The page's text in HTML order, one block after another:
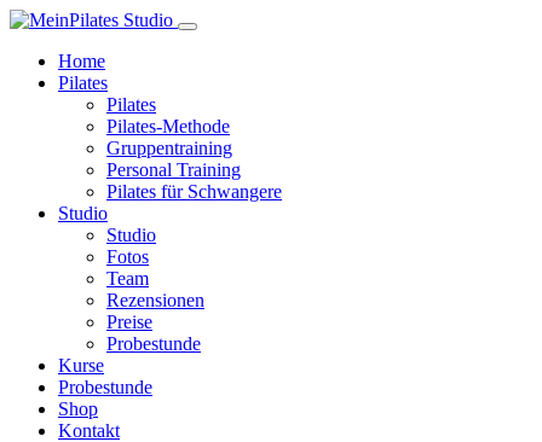
Home
Pilates
Pilates
Pilates-Methode
Gruppentraining
Personal Training
Pilates für Schwangere
Studio
Studio
Fotos
Team
Rezensionen
Preise
Probestunde
Kurse
Probestunde
Shop
Kontakt